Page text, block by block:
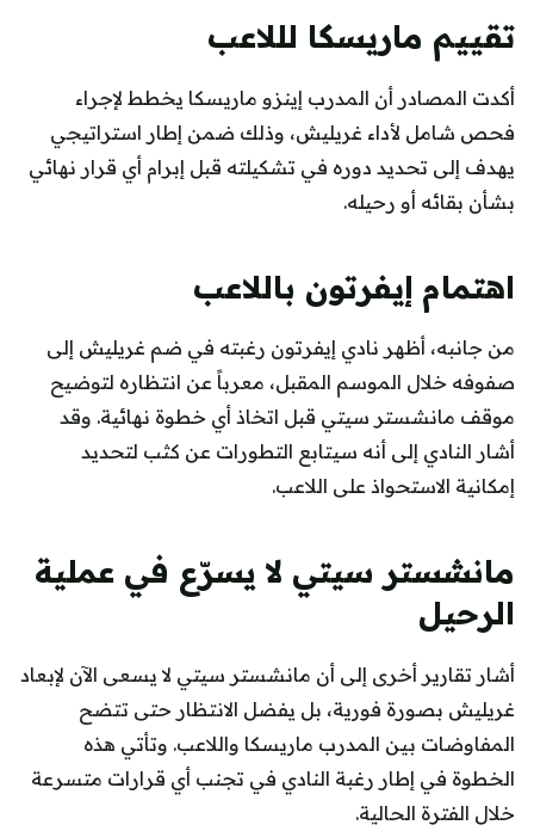
تقييم ماريسكا لللاعب
أكدت المصادر أن المدرب إينزو ماريسكا يخطط لإجراء
فحص شامل لأداء غريليش، وذلك ضمن إطار استراتيجي
يهدف إلى تحديد دوره في تشكيلته قبل إبرام أي قرار نهائي
بشأن بقائه أو رحيله.
اهتمام إيفرتون باللاعب
من جانبه، أظهر نادي إيفرتون رغبته في ضم غريليش إلى
صفوفه خلال الموسم المقبل، معرباً عن انتظاره لتوضيح
موقف مانشستر سيتي قبل اتخاذ أي خطوة نهائية. وقد
أشار النادي إلى أنه سيتابع التطورات عن كثب لتحديد
إمكانية الاستحواذ على اللاعب.
مانشستر سيتي لا يسرّع في عملية
الرحيل
أشار تقارير أخرى إلى أن مانشستر سيتي لا يسعى الآن لإبعاد
غريليش بصورة فورية، بل يفضل الانتظار حتى تتضح
المفاوضات بين المدرب ماريسكا واللاعب. وتأتي هذه
الخطوة في إطار رغبة النادي في تجنب أي قرارات متسرعة
خلال الفترة الحالية.